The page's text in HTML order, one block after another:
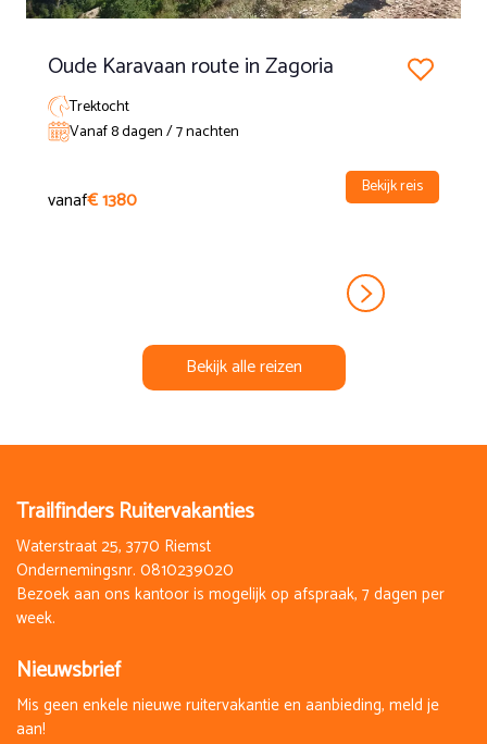
luchthaven rond 09.30 uur.
Exclusief reserveringskosten 25 euro per boeking
Oude Karavaan route in Zagoria
Trektocht
Vanaf 8 dagen / 7 nachten
vanaf€ 1380 Bekijk reis
Bekijk alle reizen
Trailfinders Ruitervakanties
Waterstraat 25, 3770 Riemst
Ondernemingsnr. 0810239020
Bezoek aan ons kantoor is mogelijk op afspraak, 7 dagen per
week.
Nieuwsbrief
Mis geen enkele nieuwe ruitervakantie en aanbieding, meld je
aan!